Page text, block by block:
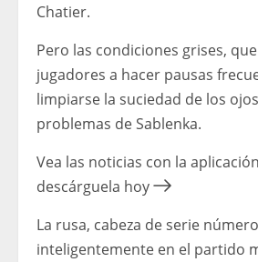
Chatier.
Pero las condiciones grises,
jugadores a hacer pausas
limpiarse la suciedad de los
problemas de Sablenka.
Vea las noticias con la
descárguela hoy
La rusa, cabeza de serie
inteligentemente en el partido